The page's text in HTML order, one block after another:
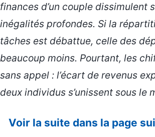
finances d’un couple dissimulent
inégalités profondes. Si la
tâches est débattue, celle des
beaucoup moins. Pourtant, les
sans appel : l’écart de revenus
deux individus s’unissent sous le
Voir la suite dans la page